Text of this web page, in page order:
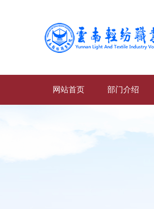
网站首页 部门介绍